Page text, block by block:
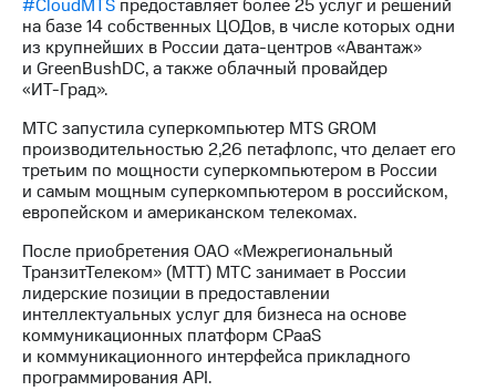
#CloudМТS предоставляет более 25 услуг и решений
на базе 14 собственных ЦОДов, в числе которых одни
из крупнейших в России дата-центров«Авантаж»
и GreenBushDC, а также облачный провайдер
«ИТ-Град».
МТС запустила суперкомпьютер MTS GROM
производительностью 2,26 петафлопс, что делает его
третьим по мощности суперкомпьютером в России
и самым мощным суперкомпьютером в российском,
европейском и американском телекомах.
После приобретения ОАО «Межрегиональный
ТранзитТелеком» (МТТ) МТС занимает в России
лидерские позиции в предоставлении
интеллектуальных услуг для бизнеса на основе
коммуникационных платформ CPaaS
и коммуникационного интерфейса прикладного
программирования API.